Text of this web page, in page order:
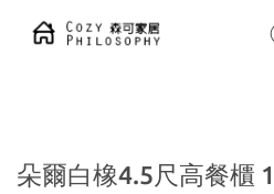
朵爾白橡4.5尺高餐櫃